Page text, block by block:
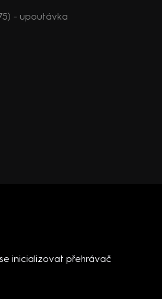
- upoutávka
inicializovat přehrávač